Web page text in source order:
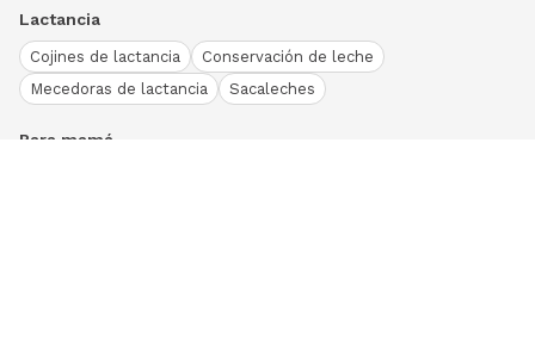
Lactancia
Cojines de lactancia
Conservación de leche
Mecedoras de lactancia
Sacaleches
Para mamá